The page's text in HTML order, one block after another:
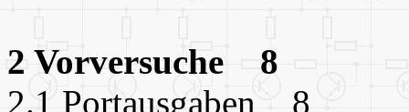
2 Vorversuche 8
2.1 Portausgaben 8